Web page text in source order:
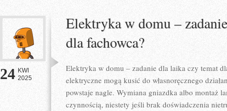
24 KWI
2025
Elektryka w domu –
dla fachowca?
Elektryka w domu – zadanie dla laika czy temat
elektryczne mogą kusić do własnoręcznego
powstaje nagle. Wymiana gniazdka albo montaż
czynnością, niestety jeśli brak doświadczenia